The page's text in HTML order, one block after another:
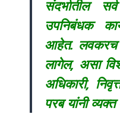
संदर्भातील
उपनिबंधक
आहेत. लवकरच
लागेल, असा
अधिकारी,
परब यांनी